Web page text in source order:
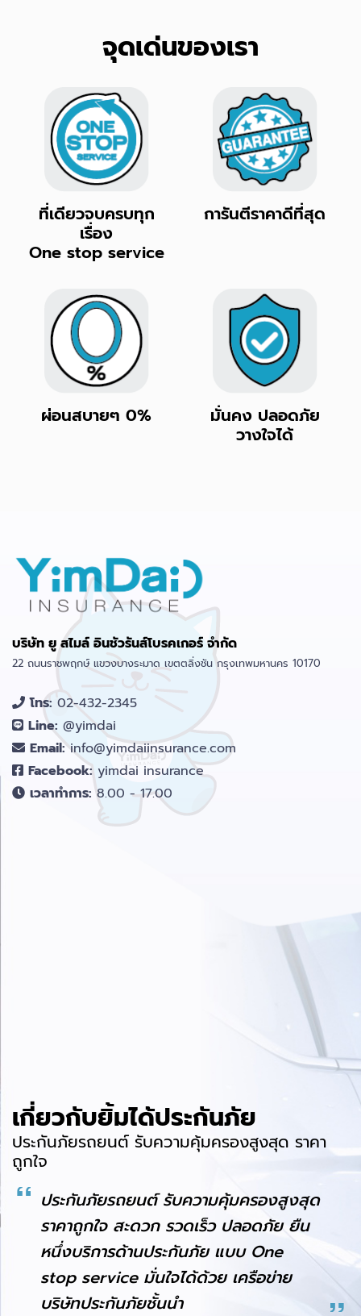
จุดเด่นของเรา
ที่เดียวจบครบทุก
เรื่อง
One stop service
การันตีราคาดีที่สุด
ผ่อนสบายๆ 0%
มั่นคง ปลอดภัย
วางใจได้
บริษัท ยู สไมล์ อินชัวรันส์โบรคเกอร์ จำกัด
22 ถนนราชพฤกษ์ แขวงบางระมาด เขตตลิ่งชัน กรุงเทพมหานคร 10170
โทร: 02-432-2345
Line: @yimdai
Email: info@yimdaiinsurance.com
Facebook: yimdai insurance
เวลาทำการ: 8.00 - 17.00
เกี่ยวกับยิ้มได้ประกันภัย
ประกันภัยรถยนต์ รับความคุ้มครองสูงสุด ราคา
ถูกใจ
ประกันภัยรถยนต์ รับความคุ้มครองสูงสุด
ราคาถูกใจ สะดวก รวดเร็ว ปลอดภัย ยืน
หนึ่งบริการด้านประกันภัย แบบ One
stop service มั่นใจได้ด้วย เครือข่าย
บริษัทประกันภัยชั้นนำ